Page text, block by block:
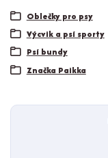
Oblečky pro psy
Výcvik a psí sporty
Psí bundy
Značka Paikka